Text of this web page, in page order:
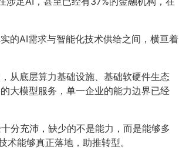
的AI需求与智能化技术供给之间，横亘着
从底层算力基础设施、基础软硬件生态
大模型服务，单一企业的能力边界已经
分充沛，缺少的不是能力，而是能够多
能够真正落地，助推转型。